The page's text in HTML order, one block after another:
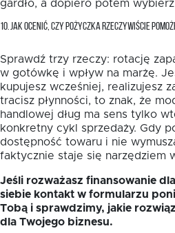
gardło, a dopiero potem
10. JAK OCENIĆ, CZY POŻYCZKA RZECZYWIŚCIE
Sprawdź trzy rzeczy: rotację
w gotówkę i wpływ na marżę.
kupujesz wcześniej, realizujesz
tracisz płynności, to znak, że
handlowej dług ma sens tylko
konkretny cykl sprzedaży. Gdy
dostępność towaru i nie
faktycznie staje się narzędziem
Jeśli rozważasz finansowanie
siebie kontakt w formularzu
Tobą i sprawdzimy, jakie
dla Twojego biznesu.